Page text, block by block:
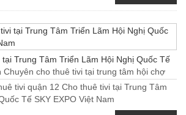
Trung Tâm Triển Lãm Hội Nghị Quốc Tế
Chuyên cho thuê tivi tại trung tâm hội chợ
tivi quận 12 Cho thuê tivi tại Trung Tâm
Tế SKY EXPO Việt Nam